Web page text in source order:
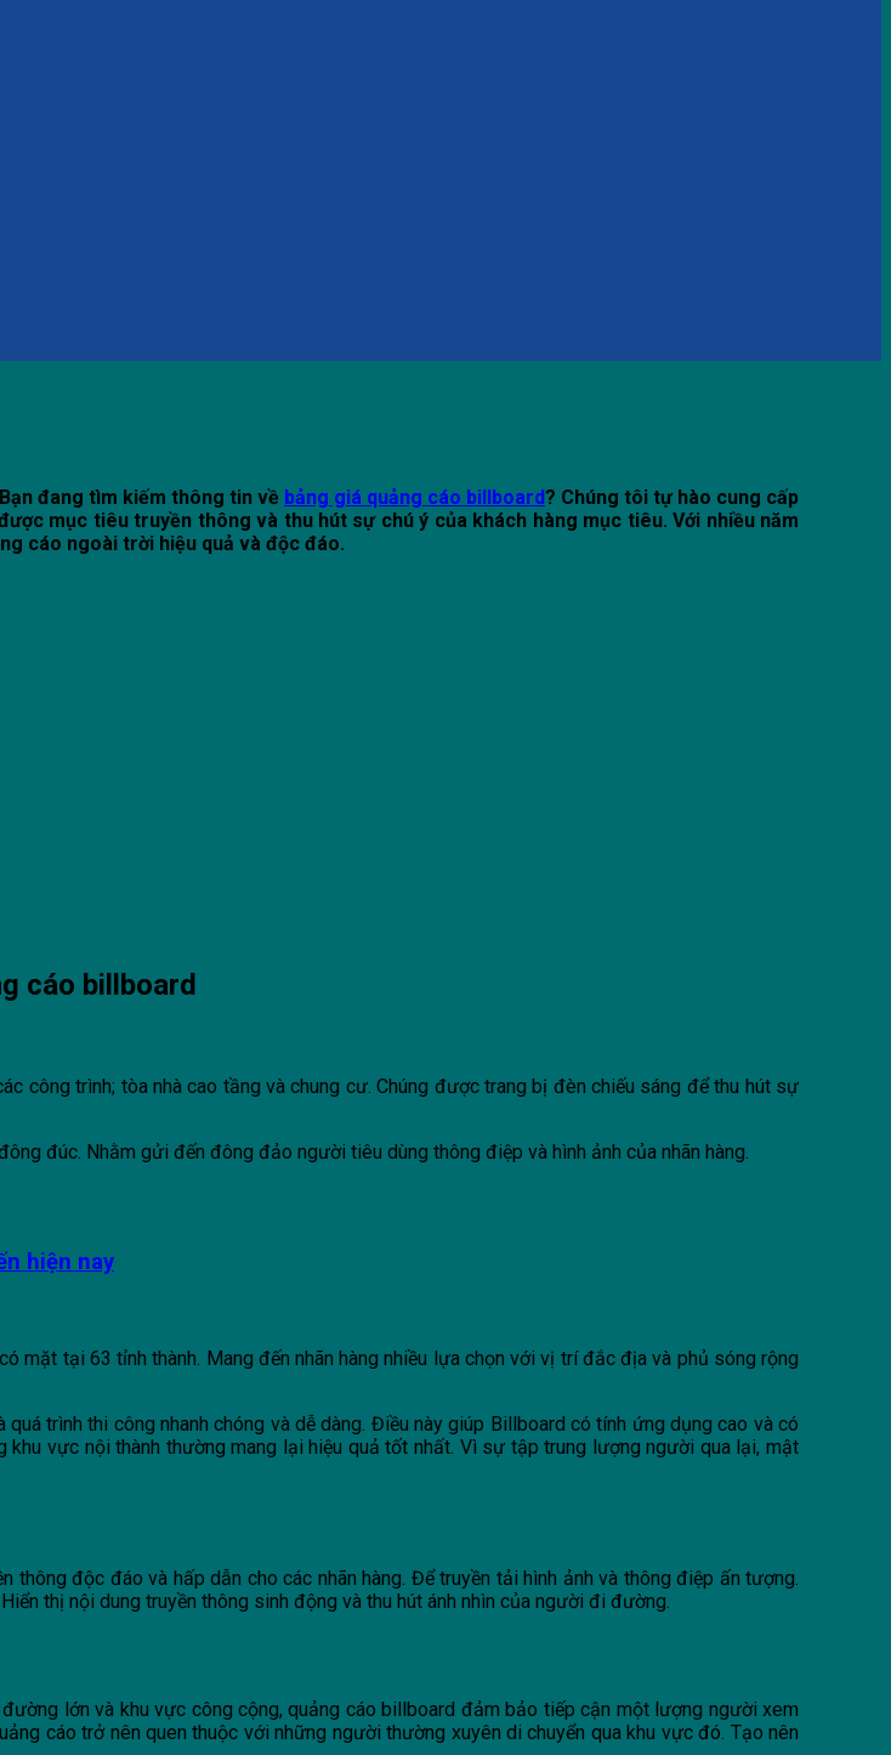
đang tìm kiếm thông tin về bảng giá quảng cáo billboard? Chúng tôi tự hào cung cấp
mục tiêu truyền thông và thu hút sự chú ý của khách hàng mục tiêu. Với nhiều năm
cáo ngoài trời hiệu quả và độc đáo.
cáo billboard
công trình; tòa nhà cao tầng và chung cư. Chúng được trang bị đèn chiếu sáng để thu hút sự
đúc. Nhằm gửi đến đông đảo người tiêu dùng thông điệp và hình ảnh của nhãn hàng.
hiện nay
mặt tại 63 tỉnh thành. Mang đến nhãn hàng nhiều lựa chọn với vị trí đắc địa và phủ sóng rộng
trình thi công nhanh chóng và dễ dàng. Điều này giúp Billboard có tính ứng dụng cao và có
vực nội thành thường mang lại hiệu quả tốt nhất. Vì sự tập trung lượng người qua lại, mật
thông độc đáo và hấp dẫn cho các nhãn hàng. Để truyền tải hình ảnh và thông điệp ấn tượng.
thị nội dung truyền thông sinh động và thu hút ánh nhìn của người đi đường.
lớn và khu vực công cộng, quảng cáo billboard đảm bảo tiếp cận một lượng người xem
cáo trở nên quen thuộc với những người thường xuyên di chuyển qua khu vực đó. Tạo nên